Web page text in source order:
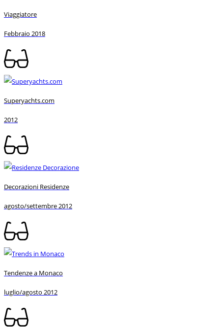
Viaggiatore
Febbraio 2018
Superyachts.com
2012
Decorazioni Residenze
agosto/settembre 2012
Tendenze a Monaco
luglio/agosto 2012